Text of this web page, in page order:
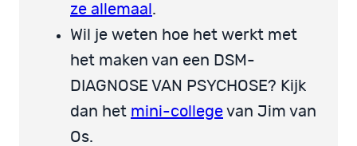
ze allemaal .
Wil je weten hoe het werkt met
het maken van een DSM-
DIAGNOSE VAN PSYCHOSE? Kijk
dan het mini-college van Jim van
Os.